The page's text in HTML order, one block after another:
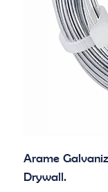
Arame
Drywall.